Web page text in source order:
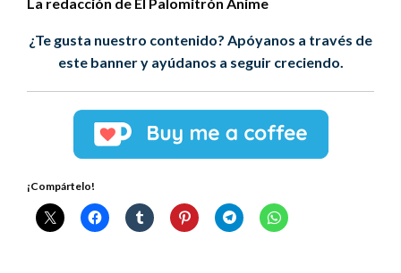
¿Te gusta nuestro contenido? Apóyanos a través de
este banner y ayúdanos a seguir creciendo.
¡Compártelo!